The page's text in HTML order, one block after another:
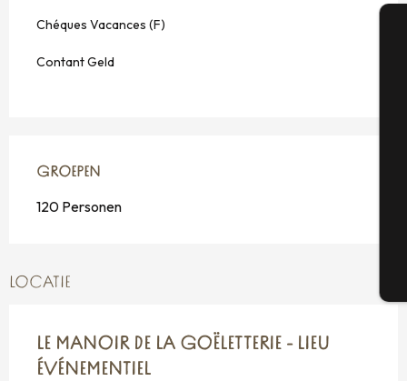
Chéques Vacances (F)
Contant Geld
GROEPEN
GROEPEN
120 Personen
LOCATIE
LE MANOIR DE LA GOËLETTERIE - LIEU
ÉVÉNEMENTIEL